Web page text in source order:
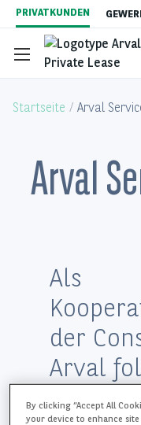
Direkt
zum
Inhalt
PRIVATKUNDEN
Vorteile von
Service-
Startseite Arval
Arval
Als
der
Arval
By clicking “Accept All
your device to enhance